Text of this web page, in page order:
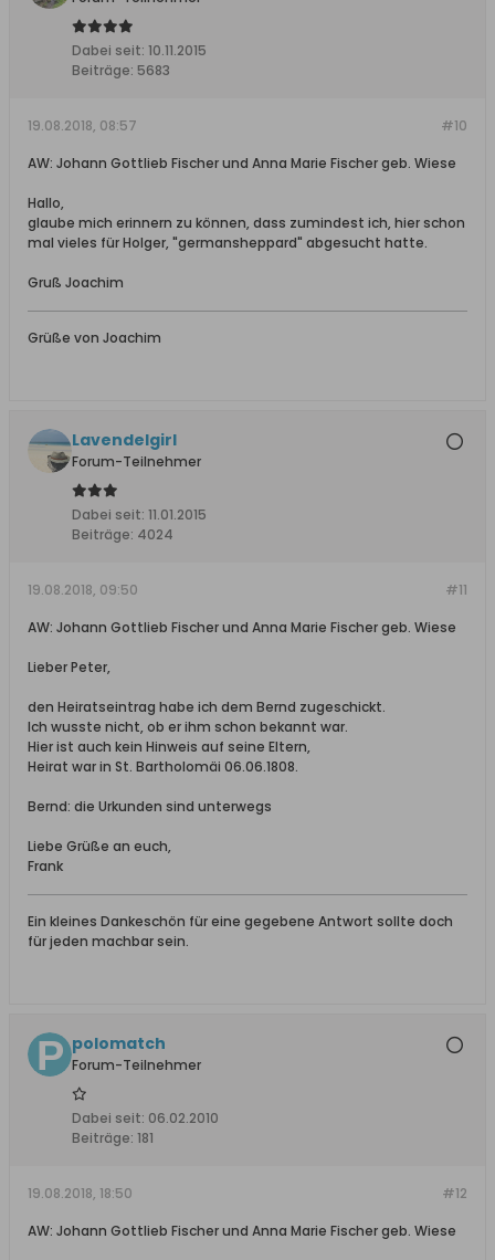
Dabei seit: 10.11.2015
Beiträge: 5683
#10
19.08.2018, 08:57
AW: Johann Gottlieb Fischer und Anna Marie Fischer geb. Wiese
Hallo,
glaube mich erinnern zu können, dass zumindest ich, hier schon
mal vieles für Holger, "germansheppard" abgesucht hatte.
Gruß Joachim
Grüße von Joachim
Lavendelgirl
Forum-Teilnehmer
Dabei seit: 11.01.2015
Beiträge: 4024
#11
19.08.2018, 09:50
AW: Johann Gottlieb Fischer und Anna Marie Fischer geb. Wiese
Lieber Peter,
den Heiratseintrag habe ich dem Bernd zugeschickt.
Ich wusste nicht, ob er ihm schon bekannt war.
Hier ist auch kein Hinweis auf seine Eltern,
Heirat war in St. Bartholomäi 06.06.1808.
Bernd: die Urkunden sind unterwegs
Liebe Grüße an euch,
Frank
Ein kleines Dankeschön für eine gegebene Antwort sollte doch
für jeden machbar sein.
polomatch
Forum-Teilnehmer
Dabei seit: 06.02.2010
Beiträge: 181
#12
19.08.2018, 18:50
AW: Johann Gottlieb Fischer und Anna Marie Fischer geb. Wiese